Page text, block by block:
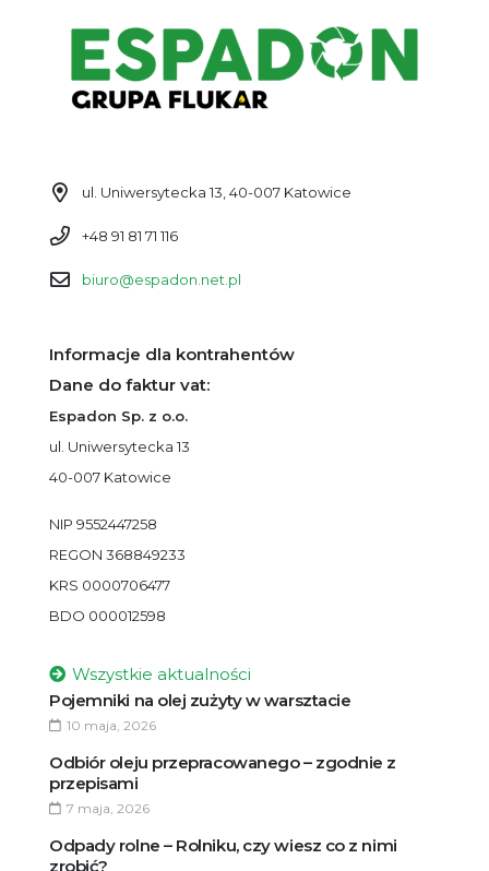
ul. Uniwersytecka 13, 40-007 Katowice
+48 91 81 71 116
biuro@espadon.net.pl
Informacje dla kontrahentów
Dane do faktur vat:
Espadon Sp. z o.o.
ul. Uniwersytecka 13
40-007 Katowice
NIP 9552447258
REGON 368849233
KRS 0000706477
BDO 000012598
Wszystkie aktualności
Pojemniki na olej zużyty w warsztacie
10 maja, 2026
Odbiór oleju przepracowanego – zgodnie z
przepisami
7 maja, 2026
Odpady rolne – Rolniku, czy wiesz co z nimi
zrobić?